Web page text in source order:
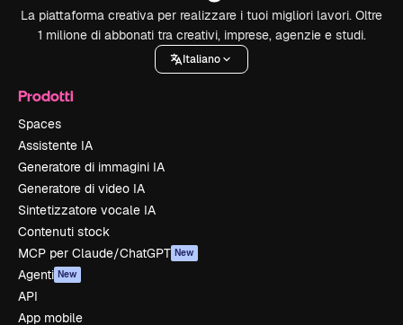
La piattaforma creativa per realizzare i tuoi migliori lavori. Oltre
1 milione di abbonati tra creativi, imprese, agenzie e studi.
Italiano
Prodotti
Spaces
Assistente IA
Generatore di immagini IA
Generatore di video IA
Sintetizzatore vocale IA
Contenuti stock
MCP per Claude/ChatGPT New
Agenti New
API
App mobile